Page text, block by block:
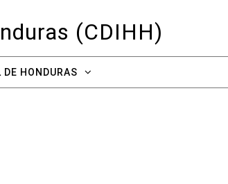
(CDIHH)
HONDURAS